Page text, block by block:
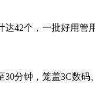
42个，一批好用
分钟，笼盖3C数